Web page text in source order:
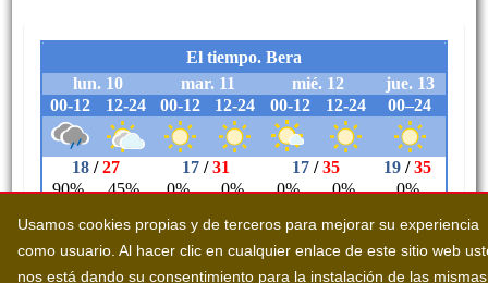
Usamos cookies propias y de terceros para mejorar su experiencia
como usuario. Al hacer clic en cualquier enlace de este sitio web
nos está dando su consentimiento para la instalación de las mismas